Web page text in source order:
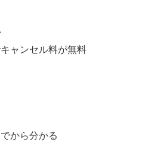
ャンセル料が無料
から分かる